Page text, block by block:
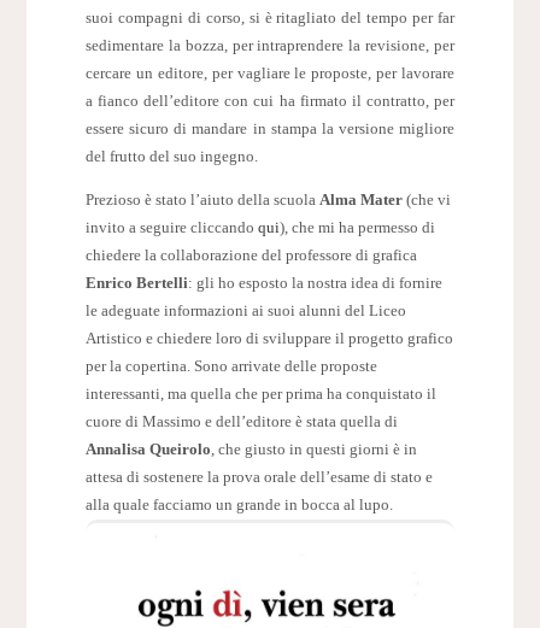
suoi compagni di corso, si è ritagliato del tempo per far
sedimentare la bozza, per intraprendere la revisione, per
cercare un editore, per vagliare le proposte, per lavorare
a fianco dell’editore con cui ha firmato il contratto, per
essere sicuro di mandare in stampa la versione migliore
del frutto del suo ingegno.
Prezioso è stato l’aiuto della scuola Alma Mater(che vi
invito a seguire cliccando qui), che mi ha permesso di
chiedere la collaborazione del professore di grafica
Enrico Bertelli: gli ho esposto la nostra idea di fornire
le adeguate informazioni ai suoi alunni del Liceo
Artistico e chiedere loro di sviluppare il progetto grafico
per la copertina. Sono arrivate delle proposte
interessanti, ma quella che per prima ha conquistato il
cuore di Massimo e dell’editore è stata quella di
Annalisa Queirolo , che giusto in questi giorni è in
attesa di sostenere la prova orale dell’esame di stato e
alla quale facciamo un grande in bocca al lupo.